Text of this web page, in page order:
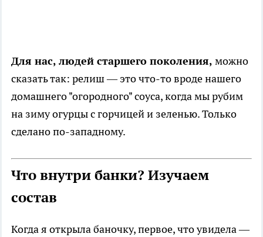
Для нас, людей старшего поколения, можно
сказать так: релиш — это что-то вроде нашего
домашнего "огородного" соуса, когда мы рубим
на зиму огурцы с горчицей и зеленью. Только
сделано по-западному.
Что внутри банки? Изучаем
состав
Когда я открыла баночку, первое, что увидела —